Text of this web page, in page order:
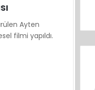
Ayten
filmi yapıldı.